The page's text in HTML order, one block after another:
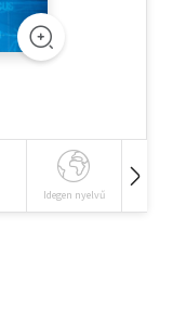
Idegen nyelvű